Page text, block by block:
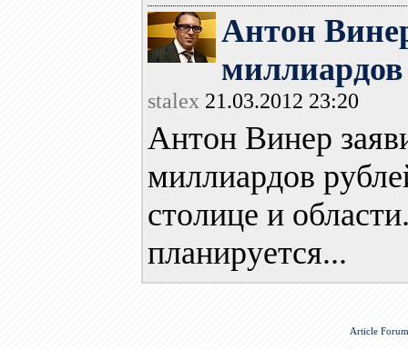
Антон
миллиардов
stalex 21.03.2012 23:20
Антон Винер
миллиардов
столице и
планируется...
Article Forum